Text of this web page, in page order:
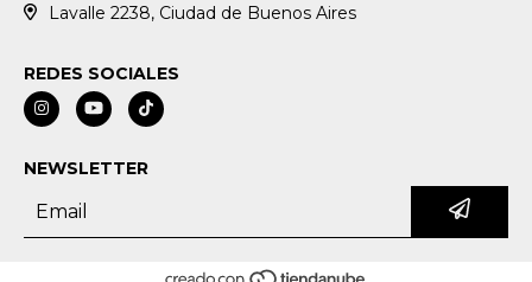
Lavalle 2238, Ciudad de Buenos Aires
REDES SOCIALES
NEWSLETTER